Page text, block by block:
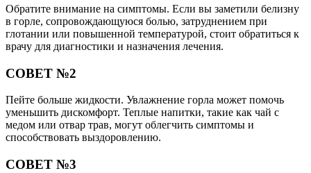
Обратите внимание на симптомы. Если вы заметили белизну
в горле, сопровождающуюся болью, затруднением при
глотании или повышенной температурой, стоит обратиться к
врачу для диагностики и назначения лечения.
СОВЕТ №2
Пейте больше жидкости. Увлажнение горла может помочь
уменьшить дискомфорт. Теплые напитки, такие как чай с
медом или отвар трав, могут облегчить симптомы и
способствовать выздоровлению.
СОВЕТ №3